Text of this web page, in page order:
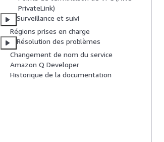
PrivateLink)
Surveillance et suivi
Régions prises en charge
Résolution des problèmes
Changement de nom du service
Amazon Q Developer
Historique de la documentation